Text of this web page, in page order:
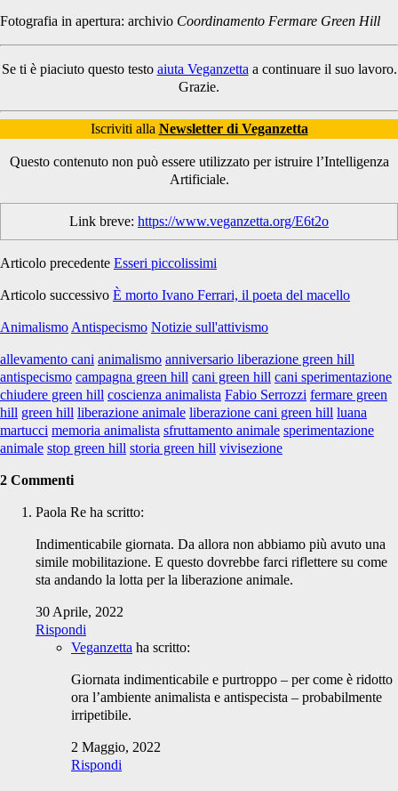
Fotografia in apertura: archivio Coordinamento Fermare Green Hill
Se ti è piaciuto questo testo aiuta Veganzetta a continuare il suo lavoro.
Grazie.
Iscriviti alla Newsletter di Veganzetta
Questo contenuto non può essere utilizzato per istruire l’Intelligenza
Artificiale.
Link breve: https://www.veganzetta.org/E6t2o
Articolo precedente Esseri piccolissimi
Articolo successivo È morto Ivano Ferrari, il poeta del macello
Animalismo Antispecismo Notizie sull'attivismo
allevamento cani animalismo anniversario liberazione green hill
antispecismo campagna green hill cani green hill cani sperimentazione
chiudere green hill coscienza animalista Fabio Serrozzi fermare green
hill green hill liberazione animale liberazione cani green hill luana
martucci memoria animalista sfruttamento animale sperimentazione
animale stop green hill storia green hill vivisezione
2 Commenti
Paola Re ha scritto:
Indimenticabile giornata. Da allora non abbiamo più avuto una
simile mobilitazione. E questo dovrebbe farci riflettere su come
sta andando la lotta per la liberazione animale.
30 Aprile, 2022
Rispondi
Veganzetta ha scritto:
Giornata indimenticabile e purtroppo – per come è ridotto
ora l’ambiente animalista e antispecista – probabilmente
irripetibile.
2 Maggio, 2022
Rispondi